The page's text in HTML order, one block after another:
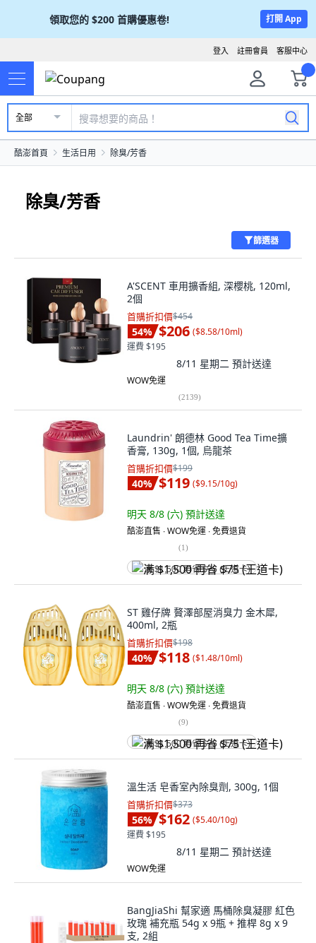
領取您的 $200 首購優惠卷! 打開 App
客服中心
註冊會員
登入
全部
酷澎首頁 生活日用 除臭/芳香
除臭/芳香
篩選器
A'SCENT 車用擴香組, 深櫻桃, 120ml,
2個
首購折扣價$454
54% $206 ($8.58/10ml)
運費 $195
8/11 星期二 預計送達
WOW免運
(2139)
Laundrin' 朗德林 Good Tea Time擴
香膏, 130g, 1個, 烏龍茶
首購折扣價$199
40% $119 ($9.15/10g)
明天 8/8 (六) 預計送達
酷澎直售 ∙ WOW免運 ∙ 免費退貨
(1)
满 $1,500 再省 $75 (王道卡)
ST 雞仔牌 贅澤部屋消臭力 金木犀,
400ml, 2瓶
首購折扣價$198
40% $118 ($1.48/10ml)
明天 8/8 (六) 預計送達
酷澎直售 ∙ WOW免運 ∙ 免費退貨
(9)
满 $1,500 再省 $75 (王道卡)
溫生活 皂香室內除臭劑, 300g, 1個
首購折扣價$373
56% $162 ($5.40/10g)
運費 $195
8/11 星期二 預計送達
WOW免運
BangJiaShi 幫家適 馬桶除臭凝膠 紅色
玫瑰 補充瓶 54g x 9瓶 + 推桿 8g x 9
支, 2組